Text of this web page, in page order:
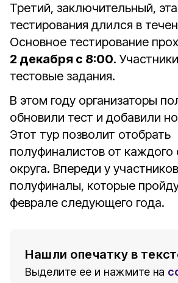
Третий, заключительный,
тестирования длился в
Основное тестирование
2 декабря с 8:00.
тестовые задания.
В этом году организаторы
обновили тест и добавили
Этот тур позволит отобрать
полуфиналистов от каждого
округа. Впереди у
полуфиналы, которые
феврале следующего года.
Нашли опечатку в
Выделите ее и нажмите на